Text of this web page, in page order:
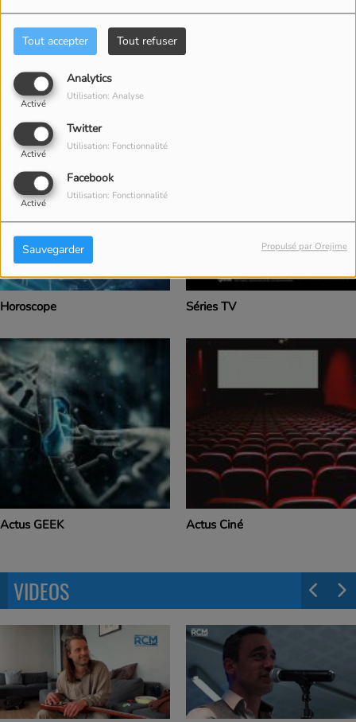
Tout accepter Tout refuser
Analytics
Activé
Utilisation: Analyse
Twitter
Activé
Utilisation: Fonctionnalité
Facebook
Activé
Utilisation: Fonctionnalité
Sauvegarder Propulsé par Orejime
Actus Livres
Horoscope Séries TV
Actus GEEK Actus Ciné
VIDEOS